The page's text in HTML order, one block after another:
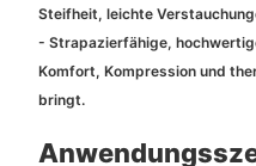
Steifheit, leichte
- Strapazierfähige,
Komfort, Kompression und
bringt.